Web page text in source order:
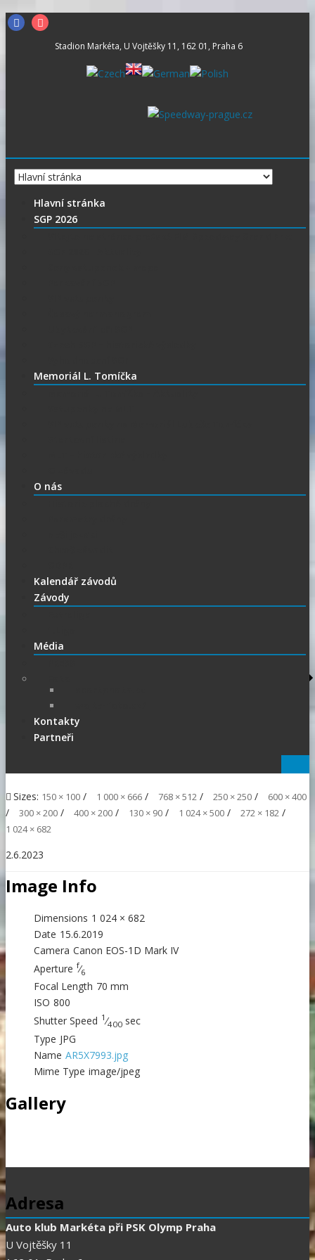
SkipFacebookInstagram
Stadion Markéta, U Vojtěšky 11, 162 01, Praha 6
Hlavní stránka
SGP 2026
Memoriál L. Tomíčka
O nás
Kalendář závodů
Závody
Média
Kontakty
Partneři
Sizes: 150 × 100 / 1 000 × 666 / 768 × 512 / 250 × 250 / 600 × 400
/ 300 × 200 / 400 × 200 / 130 × 90 / 1 024 × 500 / 272 × 182 /
1 024 × 682
2.6.2023
Image Info
Dimensions 1 024 × 682
Date 15.6.2019
Camera Canon EOS-1D Mark IV
Aperture f⁄6
Focal Length 70 mm
ISO 800
Shutter Speed 1 ⁄400 sec
Type JPG
Name AR5X7993.jpg
Mime Type image/jpeg
Gallery
Adresa
Auto klub Markéta při PSK Olymp Praha
U Vojtěšky 11